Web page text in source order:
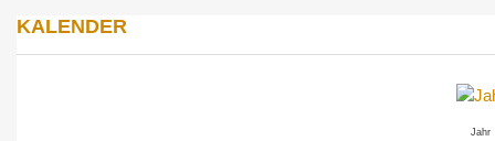
KALENDER
Jahr